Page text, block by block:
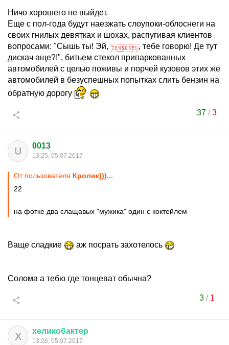
Ничо хорошего не выйдет.
Еще с пол-года будут наезжать слоупоки-облоснеги на
своих гнилых девятках и шохах, распугивая клиентов
вопросами: "Сышь ты! Эй,
, тебе говорю! Де тут
дискач аще?!", битьем стекол припаркованных
автомобилей с целью поживы и порчей кузовов этих же
автомобилей в безуспешных попытках слить бензин на
обратную дорогу
37 /3
U 0013
13:25, 05.07.2017
От пользователя Кролик)))...
22
на фотке два слащавых "мужика" один с коктейлем
Ваще сладкие аж посрать захотелось
Солома а тебю где тонцеват обычна?
3/ 1
Х хеликобактер
13:26, 05.07.2017